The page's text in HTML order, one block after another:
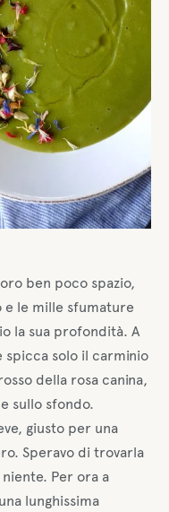
ben poco spazio,
e le mille sfumature
la sua profondità. A
solo il carminio
della rosa canina,
sullo sfondo.
giusto per una
Speravo di trovarla
Per ora a
lunghissima